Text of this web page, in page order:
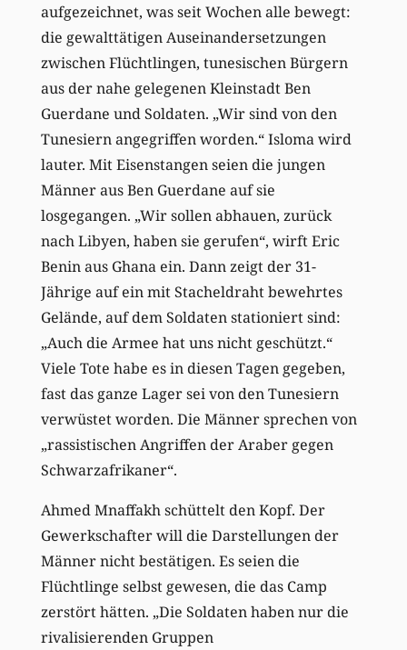
aufgezeichnet, was seit Wochen alle bewegt:
die gewalttätigen Auseinandersetzungen
zwischen Flüchtlingen, tunesischen Bürgern
aus der nahe gelegenen Kleinstadt Ben
Guerdane und Soldaten. „Wir sind von den
Tunesiern angegriffen worden.“ Isloma wird
lauter. Mit Eisenstangen seien die jungen
Männer aus Ben Guerdane auf sie
losgegangen. „Wir sollen abhauen, zurück
nach Libyen, haben sie gerufen“, wirft Eric
Benin aus Ghana ein. Dann zeigt der 31-
Jährige auf ein mit Stacheldraht bewehrtes
Gelände, auf dem Soldaten stationiert sind:
„Auch die Armee hat uns nicht geschützt.“
Viele Tote habe es in diesen Tagen gegeben,
fast das ganze Lager sei von den Tunesiern
verwüstet worden. Die Männer sprechen von
„rassistischen Angriffen der Araber gegen
Schwarzafrikaner“.
Ahmed Mnaffakh schüttelt den Kopf. Der
Gewerkschafter will die Darstellungen der
Männer nicht bestätigen. Es seien die
Flüchtlinge selbst gewesen, die das Camp
zerstört hätten. „Die Soldaten haben nur die
rivalisierenden Gruppen